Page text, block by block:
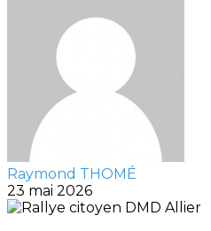
Raymond THOMÉ
23 mai 2026